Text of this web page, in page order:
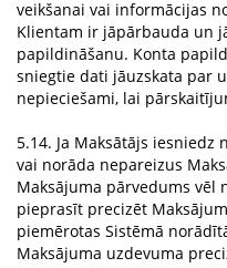
veikšanai vai informācijas
Klientam ir jāpārbauda un
papildināšanu. Konta
sniegtie dati jāuzskata par
nepieciešami, lai
5.14. Ja Maksātājs
vai norāda nepareizus
Maksājuma pārvedums vēl
pieprasīt precizēt
piemērotas Sistēmā
Maksājuma uzdevuma